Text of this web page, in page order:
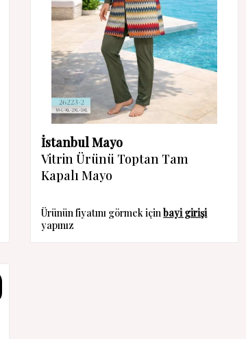
İstanbul Mayo
Vitrin Ürünü Toptan Tam
Kapalı Mayo
Ürünün fiyatını görmek içinbayi girişi
yapınız